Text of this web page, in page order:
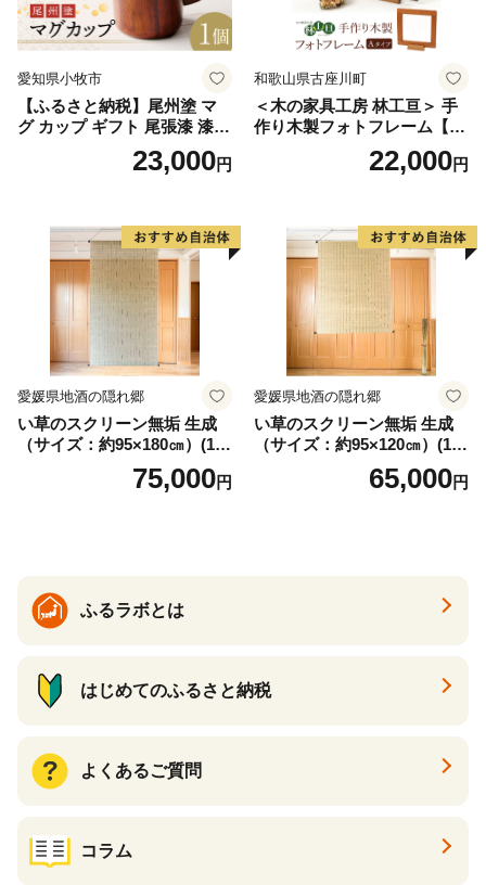
愛知県小牧市
【ふるさと納税】尾州塗 マ
グ カップ ギフト 尾張漆 漆
漆器 漆器工芸 工芸品 芸術性
実用性 抗菌性 美味しく安全
ウイルス効果 お取り寄せ 愛
知県 小牧市 送料無料
23,000円
和歌山県古座川町
＜木の家具工房 林工亘＞ 手
作り木製フォトフレーム【A
22,000円
愛媛県地酒の隠れ郷
い草のスクリーン無垢 生成
（サイズ：約95×180㎝）(14
75,000円
愛媛県地酒の隠れ郷
い草のスクリーン無垢 生成
（サイズ：約95×120㎝）(14
65,000円
ふるラボとは
はじめてのふるさと納税
よくあるご質問
コラム